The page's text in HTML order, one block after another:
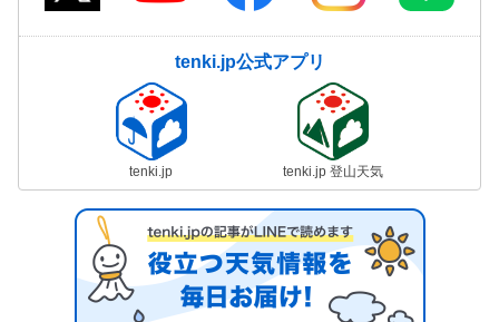
tenki.jp公式アプリ
tenki.jp tenki.jp 登山天気